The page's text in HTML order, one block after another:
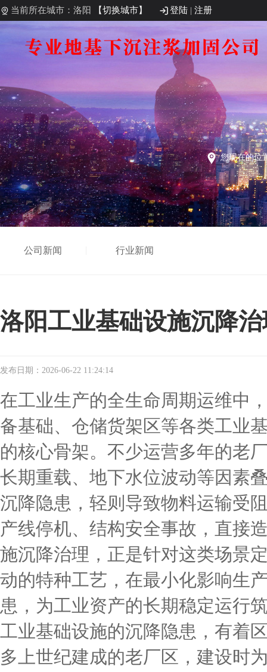
当前所在城市：洛阳 【切换城市】 登陆 | 注册
您现在的位
公司新闻 行业新闻
洛阳工业基础设施沉降
发布日期：2026-06-22 11:24:14
在工业生产的全生命周期运维中
备基础、仓储货架区等各类工业
的核心骨架。不少运营多年的老
长期重载、地下水位波动等因素
沉降隐患，轻则导致物料运输受
产线停机、结构安全事故，直接
施沉降治理，正是针对这类场景
动的特种工艺，在最小化影响生
患，为工业资产的长期稳定运行
工业基础设施的沉降隐患，有着
多上世纪建成的老厂区，建设时